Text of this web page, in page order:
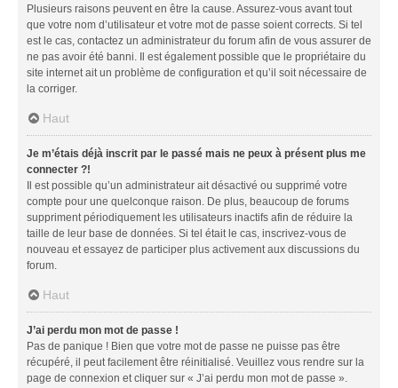
Plusieurs raisons peuvent en être la cause. Assurez-vous avant tout
que votre nom d’utilisateur et votre mot de passe soient corrects. Si tel
est le cas, contactez un administrateur du forum afin de vous assurer de
ne pas avoir été banni. Il est également possible que le propriétaire du
site internet ait un problème de configuration et qu’il soit nécessaire de
la corriger.
Haut
Je m’étais déjà inscrit par le passé mais ne peux à présent plus me
connecter ?!
Il est possible qu’un administrateur ait désactivé ou supprimé votre
compte pour une quelconque raison. De plus, beaucoup de forums
suppriment périodiquement les utilisateurs inactifs afin de réduire la
taille de leur base de données. Si tel était le cas, inscrivez-vous de
nouveau et essayez de participer plus activement aux discussions du
forum.
Haut
J’ai perdu mon mot de passe !
Pas de panique ! Bien que votre mot de passe ne puisse pas être
récupéré, il peut facilement être réinitialisé. Veuillez vous rendre sur la
page de connexion et cliquer sur « J’ai perdu mon mot de passe ».